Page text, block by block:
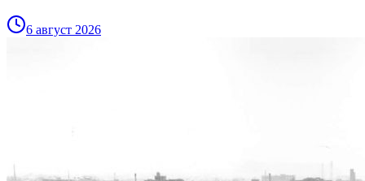
6 август 2026